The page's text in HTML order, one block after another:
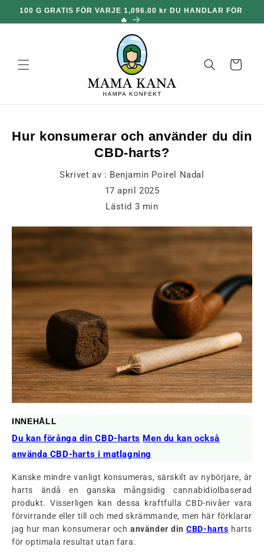
och gå
100 G GRATIS FÖR VARJE 1,096.00 kr DU HANDLAR FÖR
🔥
Korg
Hur konsumerar och använder du din
CBD-harts?
Skrivet av : Benjamin Poirel Nadal
17 april 2025
Lästid 3 min
INNEHÅLL
Du kan förånga din CBD-harts Men du kan också
använda CBD-harts i matlagning
Kanske mindre vanligt konsumeras, särskilt av nybörjare, är
harts ändå en ganska mångsidig cannabidiolbaserad
produkt. Visserligen kan dessa kraftfulla CBD-nivåer vara
förvirrande eller till och med skrämmande, men här förklarar
jag hur man konsumerar och använder dinCBD-harts harts
för optimala resultat utan fara.